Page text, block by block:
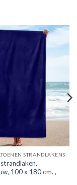
STRANDLAKENS
100 x 180 cm. ,